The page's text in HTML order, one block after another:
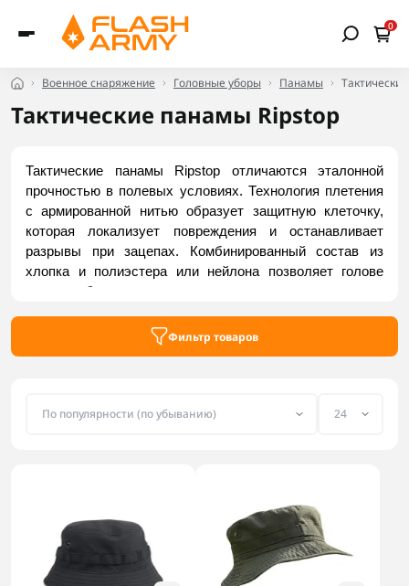
0
Военное снаряжение Головные уборы Панамы
Тактические панамы Ripstop
Тактические панамы Ripstop отличаются эталонной
прочностью в полевых условиях. Технология плетения
с армированной нитью образует защитную клеточку,
которая локализует повреждения и останавливает
разрывы при зацепах. Комбинированный состав из
хлопка и полиэстера или нейлона позволяет голове
дышать, быстро сохнет, не садится после стирки и не
гарантирует износостойкость во время длительных
Фильтр товаров